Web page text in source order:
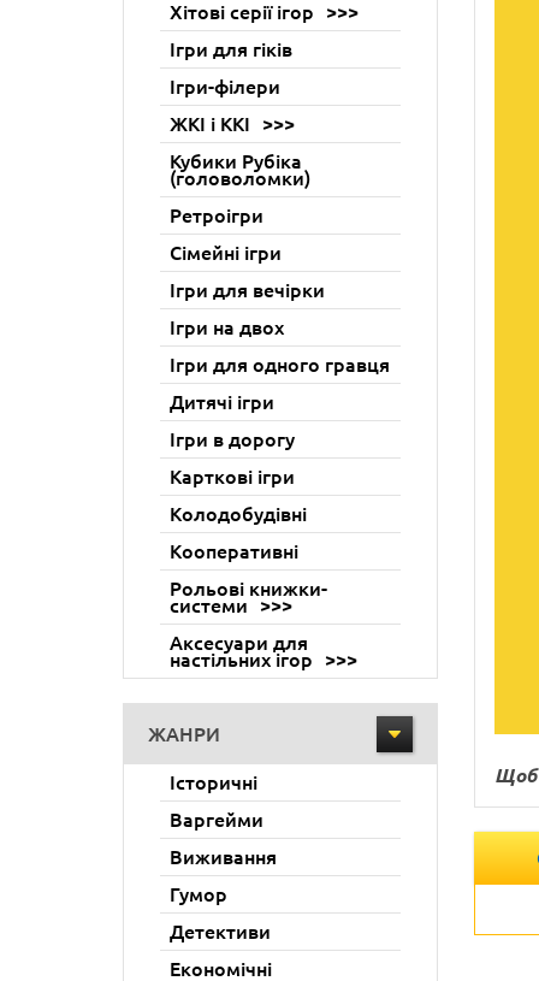
Хітові серії ігор
Ігри для гіків
Ігри-філери
ЖКІ і ККІ
Кубики Рубіка
(головоломки)
Ретроігри
Сімейні ігри
Ігри для вечірки
Ігри на двох
Ігри для одного гравця
Дитячі ігри
Ігри в дорогу
Карткові ігри
Колодобудівні
Кооперативні
Рольові книжки-
системи
Аксесуари для
настільних ігор
ЖАНРИ
Історичні
Варгейми
Виживання
Гумор
Детективи
Економічні
Щоб